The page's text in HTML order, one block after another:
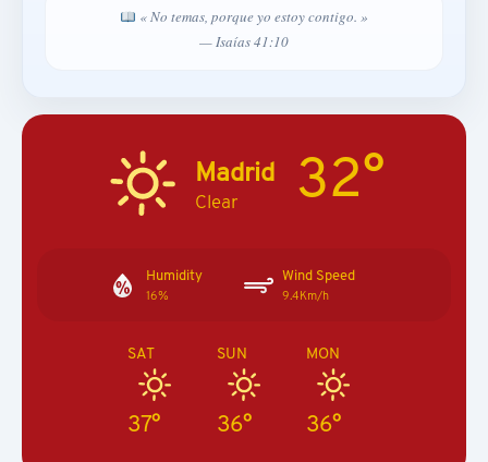
« No temas, porque yo estoy contigo. »
— Isaías 41:10
Madrid
Clear 32°
Humidity
16%
Wind Speed
9.4Km/h
SAT
37°
SUN
36°
MON
36°